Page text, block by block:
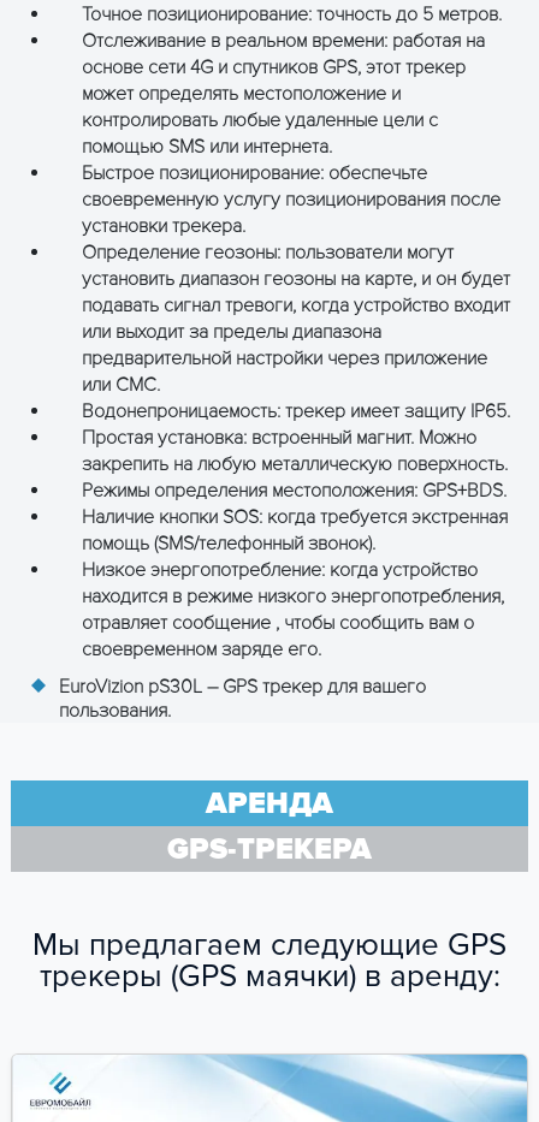
Точное позиционирование: точность до 5 метров.
Отслеживание в реальном времени: работая на
основе сети 4G и спутников GPS, этот трекер
может определять местоположение и
контролировать любые удаленные цели с
помощью SMS или интернета.
Быстрое позиционирование: обеспечьте
своевременную услугу позиционирования после
установки трекера.
Определение геозоны: пользователи могут
установить диапазон геозоны на карте, и он будет
подавать сигнал тревоги, когда устройство входит
или выходит за пределы диапазона
предварительной настройки через приложение
или СМС.
Водонепроницаемость: трекер имеет защиту IP65.
Простая установка: встроенный магнит. Можно
закрепить на любую металлическую поверхность.
Режимы определения местоположения: GPS+BDS.
Наличие кнопки SOS: когда требуется экстренная
помощь (SMS/телефонный звонок).
Низкое энергопотребление: когда устройство
находится в режиме низкого энергопотребления,
отравляет сообщение , чтобы сообщить вам о
своевременном заряде его.
EuroVizion pS30L – GPS трекер для вашего
пользования.
АРЕНДА
GPS-ТРЕКЕРА
Мы предлагаем следующие GPS
трекеры (GPS маячки) в аренду: